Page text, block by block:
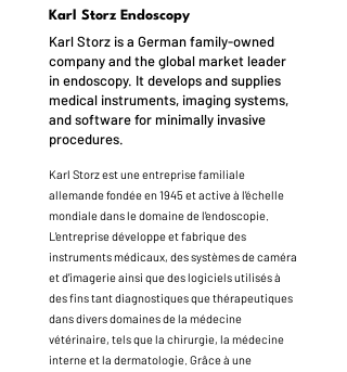
Karl Storz Endoscopy
Karl Storz is a German family-owned
company and the global market leader
in endoscopy. It develops and supplies
medical instruments, imaging systems,
and software for minimally invasive
procedures.
Karl Storz est une entreprise familiale
allemande fondée en 1945 et active à l'échelle
mondiale dans le domaine de l'endoscopie.
L'entreprise développe et fabrique des
instruments médicaux, des systèmes de caméra
et d'imagerie ainsi que des logiciels utilisés à
des fins tant diagnostiques que thérapeutiques
dans divers domaines de la médecine
vétérinaire, tels que la chirurgie, la médecine
interne et la dermatologie. Grâce à une